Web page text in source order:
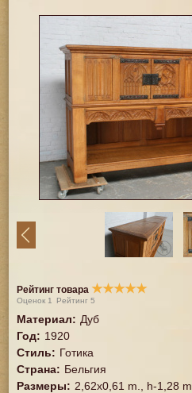
Рейтинг товара ★★★★★
Оценок 1 Рейтинг5
Материал: Дуб
Год: 1920
Стиль: Готика
Страна: Бельгия
Размеры: 2,62x0,61 m., h-1,28 m.